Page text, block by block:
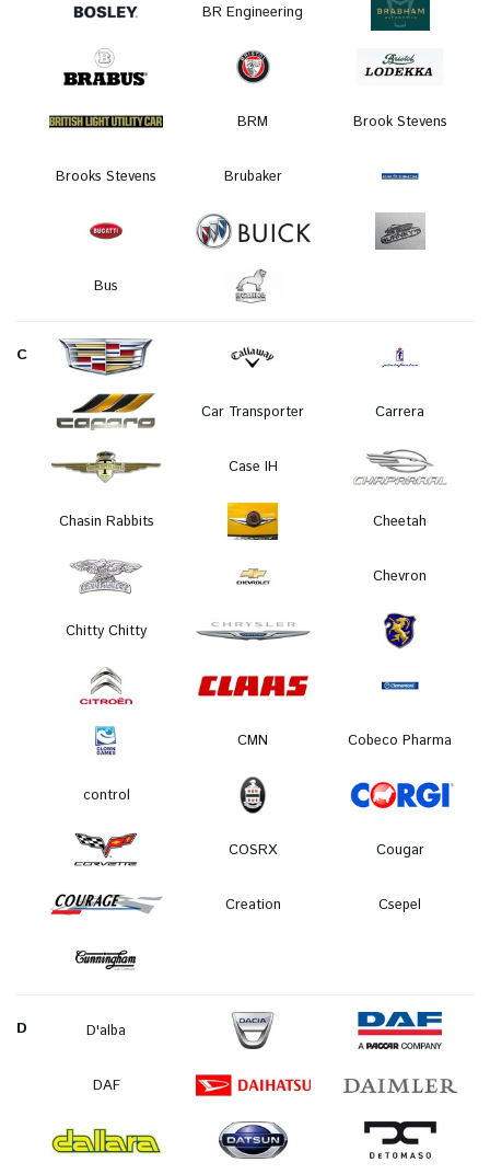
BR Engineering
BRM Brook Stevens
Brooks Stevens Brubaker
Bus
C
Car Transporter Carrera
Case IH
Chasin Rabbits Cheetah
Chevron
Chitty Chitty
CMN Cobeco Pharma
control
COSRX Cougar
Creation Csepel
D D'alba
DAF